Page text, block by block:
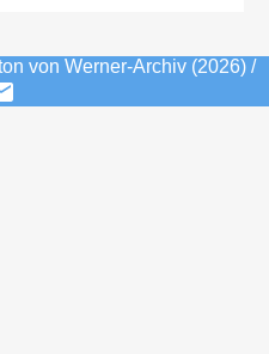
von Werner-Archiv (2026) /